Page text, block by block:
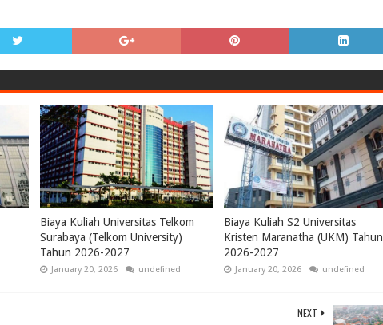
Biaya Kuliah Universitas Telkom
Surabaya (Telkom University)
Tahun 2026-2027
January 20, 2026 undefined
Biaya Kuliah S2 Universitas
Kristen Maranatha (UKM) Tahun
2026-2027
January 20, 2026 undefined
NEXT